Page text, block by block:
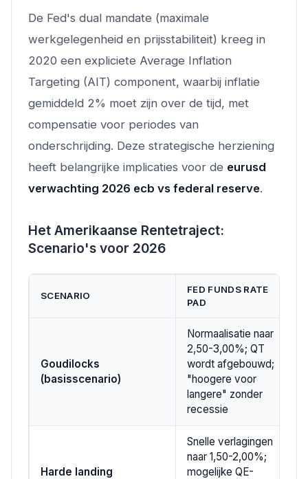
De Fed's dual mandate (maximale
werkgelegenheid en prijsstabiliteit) kreeg in
2020 een expliciete Average Inflation
Targeting (AIT) component, waarbij inflatie
gemiddeld 2% moet zijn over de tijd, met
compensatie voor periodes van
onderschrijding. Deze strategische herziening
heeft belangrijke implicaties voor de eurusd
verwachting 2026 ecb vs federal reserve.
Het Amerikaanse Rentetraject:
Scenario's voor 2026
SCENARIO
FED FUNDS RATE
PAD
Goudilocks
(basisscenario)
Normaalisatie naar
2,50-3,00%; QT
wordt afgebouwd;
"hoogere voor
langere" zonder
recessie
Harde landing
Snelle verlagingen
naar 1,50-2,00%;
mogelijke QE-